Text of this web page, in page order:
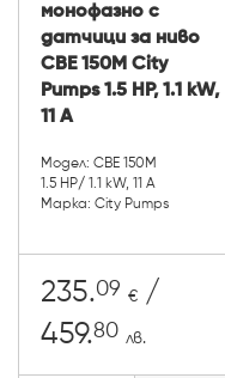
монофазно с
датчици за ниво
CBE 150M City
Pumps 1.5 HP, 1.1 kW,
11 A
Модел: CBE 150M
1.5 HP/ 1.1 kW, 11 A
Марка: City Pumps
235.09 € /
459.80 лв.